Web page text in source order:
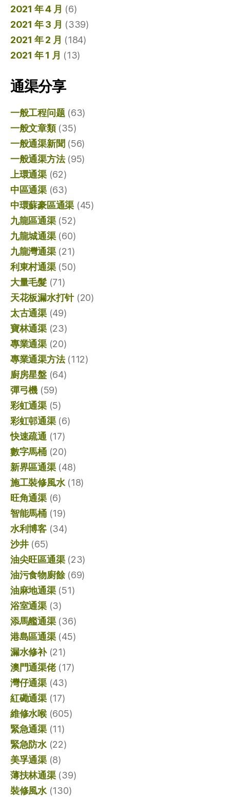
2021 年 4 月 (6)
2021 年 3 月 (339)
2021 年 2 月 (184)
2021 年 1 月 (13)
通渠分享
一般工程问题(63)
一般文章類(35)
一般通渠新聞 (56)
一般通渠方法(95)
上環通渠(62)
中區通渠(63)
中環蘇豪區通渠 (45)
九龍區通渠(52)
九龍城通渠(60)
九龍灣通渠(21)
利東村通渠(50)
大量毛髮(71)
天花板漏水打针(20)
太古通渠(49)
寶林通渠(23)
專業通渠(20)
專業通渠方法(112)
廚房星盤(64)
彈弓機 (59)
彩虹通渠(5)
彩虹邨通渠(6)
快速疏通 (17)
數字馬桶(20)
新界區通渠(48)
施工裝修風水(18)
旺角通渠(6)
智能馬桶(19)
水利博客(34)
沙井(65)
油尖旺區通渠(23)
油污食物廚餘(69)
油麻地通渠(51)
浴室通渠(3)
添馬艦通渠(36)
港島區通渠(45)
漏水修补(21)
澳門通渠佬(17)
灣仔通渠(43)
紅磡通渠(17)
維修水喉(605)
緊急通渠(11)
緊急防水(22)
美孚通渠(8)
薄扶林通渠(39)
裝修風水(130)